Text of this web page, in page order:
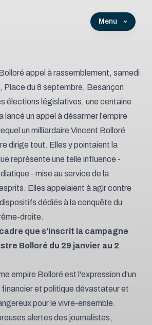
appel à rassemblement, samedi
Place du 8 septembre, Besançon
élections législatives, une centaine
lancé un appel à désarmer l'empire
un milliardaire Vincent Bolloré
dirige tout. Elles y pointaient la
représente une telle influence -
- mise au service de la
Elles appelaient à agir contre
dédiés à la conquête du
droite.
que s'inscrit la campagne
Bolloré du 29 janvier au 2
empire Bolloré est l'expression d'un
et politique dévastateur et
pour le vivre-ensemble.
alertes des journalistes,
Menu